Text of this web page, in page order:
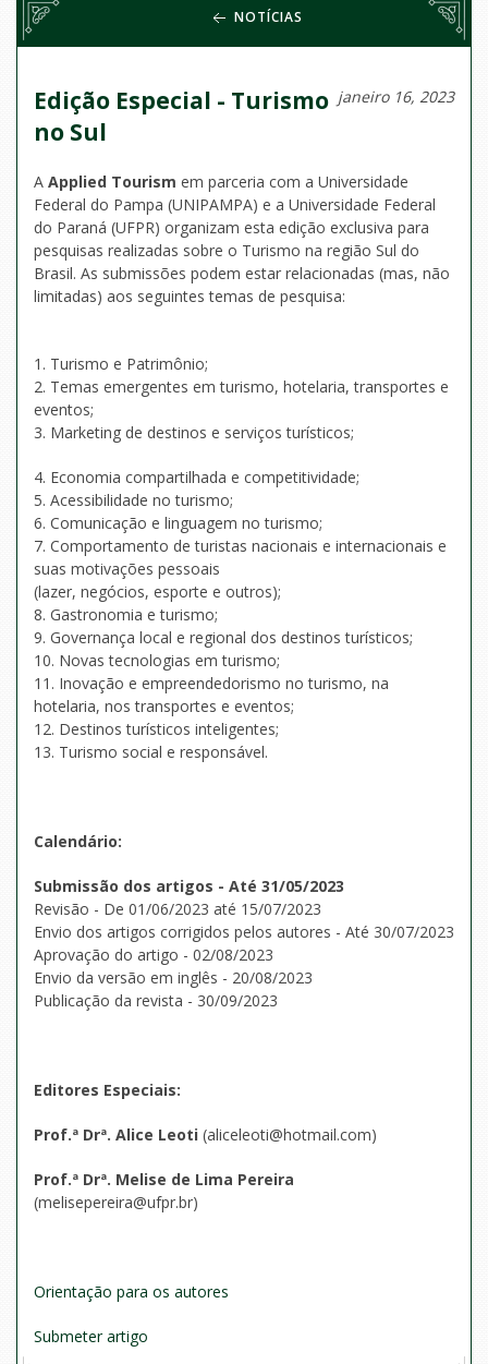
NOTÍCIAS
Edição Especial - Turismo
no Sul
janeiro 16, 2023
A Applied Tourism em parceria com a Universidade
Federal do Pampa (UNIPAMPA) e a Universidade Federal
do Paraná (UFPR) organizam esta edição exclusiva para
pesquisas realizadas sobre o Turismo na região Sul do
Brasil. As submissões podem estar relacionadas (mas, não
limitadas) aos seguintes temas de pesquisa:
1. Turismo e Patrimônio;
2. Temas emergentes em turismo, hotelaria, transportes e
eventos;
3. Marketing de destinos e serviços turísticos;
4. Economia compartilhada e competitividade;
5. Acessibilidade no turismo;
6. Comunicação e linguagem no turismo;
7. Comportamento de turistas nacionais e internacionais e
suas motivações pessoais
(lazer, negócios, esporte e outros);
8. Gastronomia e turismo;
9. Governança local e regional dos destinos turísticos;
10. Novas tecnologias em turismo;
11. Inovação e empreendedorismo no turismo, na
hotelaria, nos transportes e eventos;
12. Destinos turísticos inteligentes;
13. Turismo social e responsável.
Calendário:
Submissão dos artigos - Até 31/05/2023
Revisão - De 01/06/2023 até 15/07/2023
Envio dos artigos corrigidos pelos autores - Até 30/07/2023
Aprovação do artigo - 02/08/2023
Envio da versão em inglês - 20/08/2023
Publicação da revista - 30/09/2023
Editores Especiais:
Prof.ª Drª. Alice Leoti (aliceleoti@hotmail.com)
Prof.ª Drª. Melise de Lima Pereira
(melisepereira@ufpr.br)
Orientação para os autores
Submeter artigo